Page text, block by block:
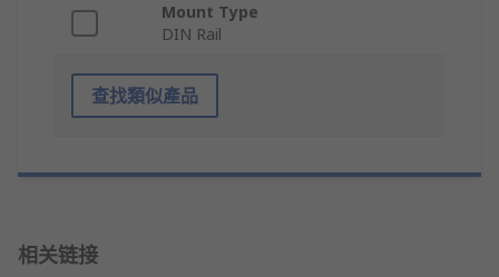
Mount Type
DIN Rail
查找類似產品
相关链接